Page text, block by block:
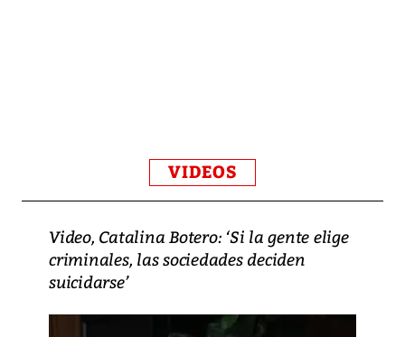
VIDEOS
Video, Catalina Botero: ‘Si la gente elige
criminales, las sociedades deciden
suicidarse’